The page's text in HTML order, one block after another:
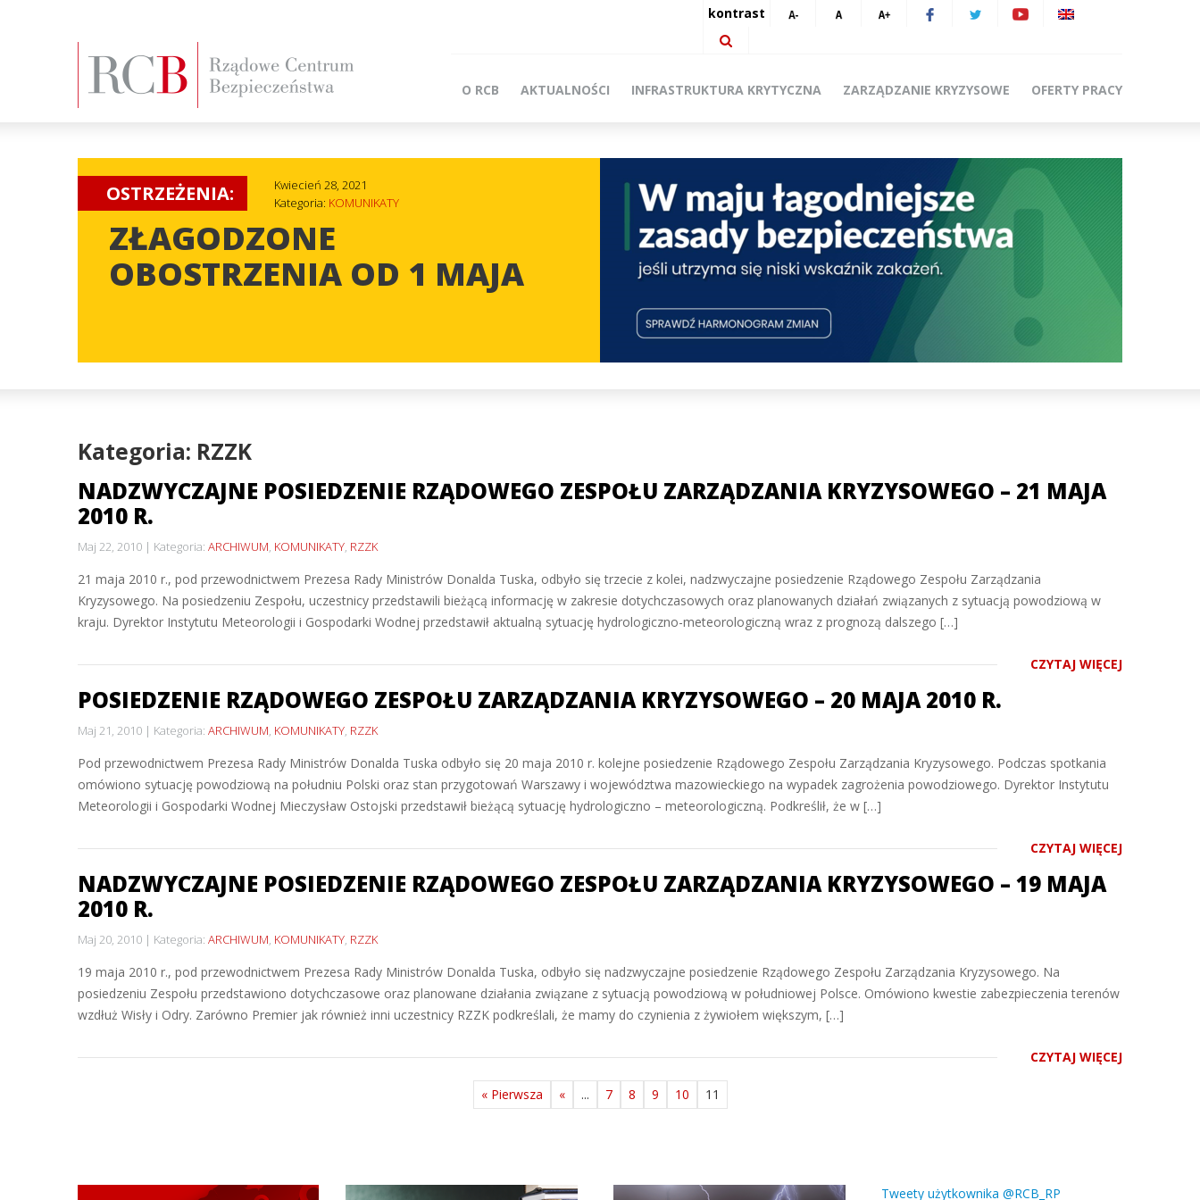
kontrast
O RCB AKTUALNOŚCI INFRASTRUKTURA KRYTYCZNA ZARZĄDZANIE KRYZYSOWE OFERTY PRACY
OSTRZEŻENIA:
Kwiecień 28, 2021
Kategoria: KOMUNIKATY
ZŁAGODZONE
OBOSTRZENIA OD 1 MAJA
Kategoria: RZZK
NADZWYCZAJNE POSIEDZENIE RZĄDOWEGO ZESPOŁU ZARZĄDZANIA KRYZYSOWEGO – 21 MAJA
2010 R.
Maj 22, 2010 Kategoria: ARCHIWUM, KOMUNIKATY, RZZK
21 maja 2010 r., pod przewodnictwem Prezesa Rady Ministrów Donalda Tuska, odbyło się trzecie z kolei, nadzwyczajne posiedzenie Rządowego Zespołu Zarządzania
Kryzysowego. Na posiedzeniu Zespołu, uczestnicy przedstawili bieżącą informację w zakresie dotychczasowych oraz planowanych działań związanych z sytuacją powodziową w
kraju. Dyrektor Instytutu Meteorologii i Gospodarki Wodnej przedstawił aktualną sytuację hydrologiczno-meteorologiczną wraz z prognozą dalszego […]
CZYTAJ WIĘCEJ
POSIEDZENIE RZĄDOWEGO ZESPOŁU ZARZĄDZANIA KRYZYSOWEGO – 20 MAJA 2010 R.
Maj 21, 2010 Kategoria: ARCHIWUM, KOMUNIKATY, RZZK
Pod przewodnictwem Prezesa Rady Ministrów Donalda Tuska odbyło się 20 maja 2010 r. kolejne posiedzenie Rządowego Zespołu Zarządzania Kryzysowego. Podczas spotkania
omówiono sytuację powodziową na południu Polski oraz stan przygotowań Warszawy i województwa mazowieckiego na wypadek zagrożenia powodziowego. Dyrektor Instytutu
Meteorologii i Gospodarki Wodnej Mieczysław Ostojski przedstawił bieżącą sytuację hydrologiczno – meteorologiczną. Podkreślił, że w […]
CZYTAJ WIĘCEJ
NADZWYCZAJNE POSIEDZENIE RZĄDOWEGO ZESPOŁU ZARZĄDZANIA KRYZYSOWEGO – 19 MAJA
2010 R.
Maj 20, 2010 Kategoria: ARCHIWUM, KOMUNIKATY, RZZK
19 maja 2010 r., pod przewodnictwem Prezesa Rady Ministrów Donalda Tuska, odbyło się nadzwyczajne posiedzenie Rządowego Zespołu Zarządzania Kryzysowego. Na
posiedzeniu Zespołu przedstawiono dotychczasowe oraz planowane działania związane z sytuacją powodziową w południowej Polsce. Omówiono kwestie zabezpieczenia terenów
wzdłuż Wisły i Odry. Zarówno Premier jak również inni uczestnicy RZZK podkreślali, że mamy do czynienia z żywiołem większym, […]
CZYTAJ WIĘCEJ
« Pierwsza « ... 7 8 9 10 11
Tweety użytkownika @RCB_RP